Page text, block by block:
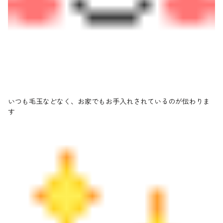
いつも毛玉などなく、お家でもお手入れされているのが伝わりま
す